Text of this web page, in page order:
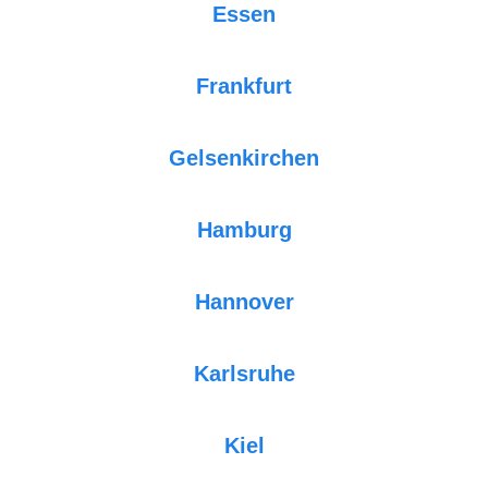
Essen
Frankfurt
Gelsenkirchen
Hamburg
Hannover
Karlsruhe
Kiel